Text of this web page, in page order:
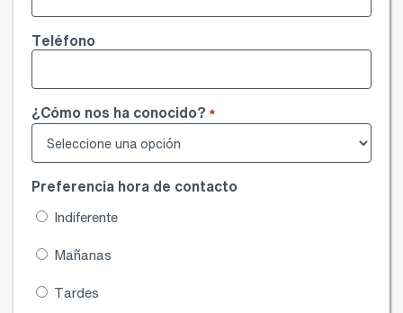
Teléfono
¿Cómo nos ha conocido? *
Preferencia hora de contacto
Indiferente
Mañanas
Tardes